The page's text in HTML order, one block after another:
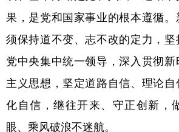
果，是党和国家事业的根本遵循
须保持道不变、志不改的定力，坚
党中央集中统一领导，深入贯彻
主义思想，坚定道路自信、理论
化自信，继往开来、守正创新，
眼、乘风破浪不迷航。